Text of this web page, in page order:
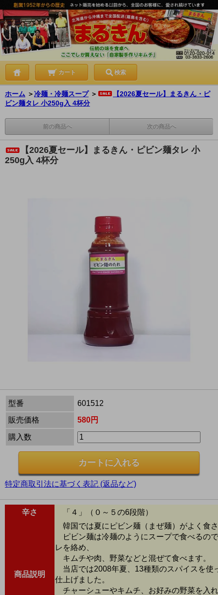
カート 検索
ホーム ＞冷麺・冷麺スープ ＞
【2026夏セール】まるきん・ピ
ビン麺タレ 小250g入 4杯分
前の商品へ 次の商品へ
【2026夏セール】まるきん・ピビン麺タレ 小
250g入 4杯分
型番
601512
販売価格
580円
購入数
特定商取引法に基づく表記 (返品など)
辛さ 「４」（０～５の6段階）
商品説明
韓国では夏にピビン麺（まぜ麺）がよく食
ピビン麺は冷麺のようにスープで食べるの
レを絡め、
キムチや肉、野菜などと混ぜて食べます。
当店では2008年夏、13種類のスパイスを使
仕上げました。
チャーシューやキムチ、お好みの野菜を入